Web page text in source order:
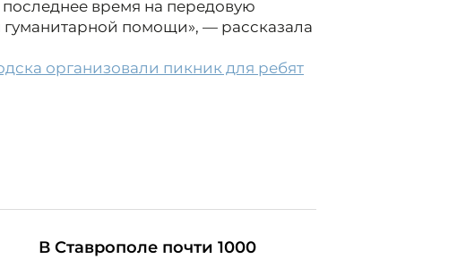
время на передовую
гуманитарной помощи», — рассказала
организовали пикник для ребят
В Ставрополе почти 1000